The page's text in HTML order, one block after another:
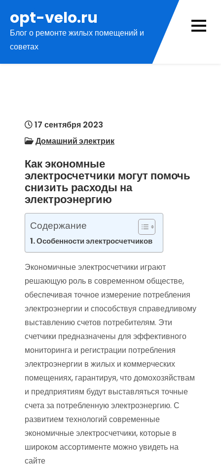
содержимому
opt-velo.ru
Блог о ремонте жилых помещений и
советах
17 сентября 2023
Домашний электрик
Как экономные
электросчетчики могут помочь
снизить расходы на
электроэнергию
Содержание
Особенности электросчетчиков
Экономичные электросчетчики играют
решающую роль в современном обществе,
обеспечивая точное измерение потребления
электроэнергии и способствуя справедливому
выставлению счетов потребителям. Эти
счетчики предназначены для эффективного
мониторинга и регистрации потребления
электроэнергии в жилых и коммерческих
помещениях, гарантируя, что домохозяйствам
и предприятиям будут выставляться точные
счета за потребленную электроэнергию. С
развитием технологий современные
экономичные электросчетчики, которые в
широком ассортименте можно увидеть на
сайте